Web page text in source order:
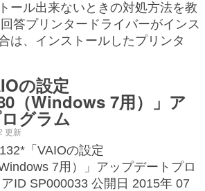
ール出来ないときの対処方法を教
答プリンタードライバーがインス
は、インストールしたプリンタ
の設定
（Windows 7用）」ア
グラム
更新
「VAIOの設定
7用）」アップデートプロ
ID SP000033 公開日 2015年 07